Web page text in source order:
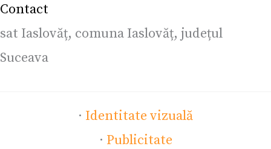
Contact
sat Iaslovăț, comuna Iaslovăț, județul
Suceava
· Identitate vizuală
· Publicitate